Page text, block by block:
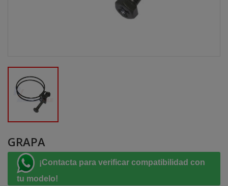
GRAPA
¡Contacta para verificar compatibilidad con
tu modelo!